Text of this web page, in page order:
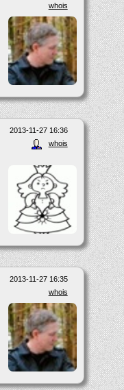
whois
2013-11-27 16:36
whois
2013-11-27 16:35
whois